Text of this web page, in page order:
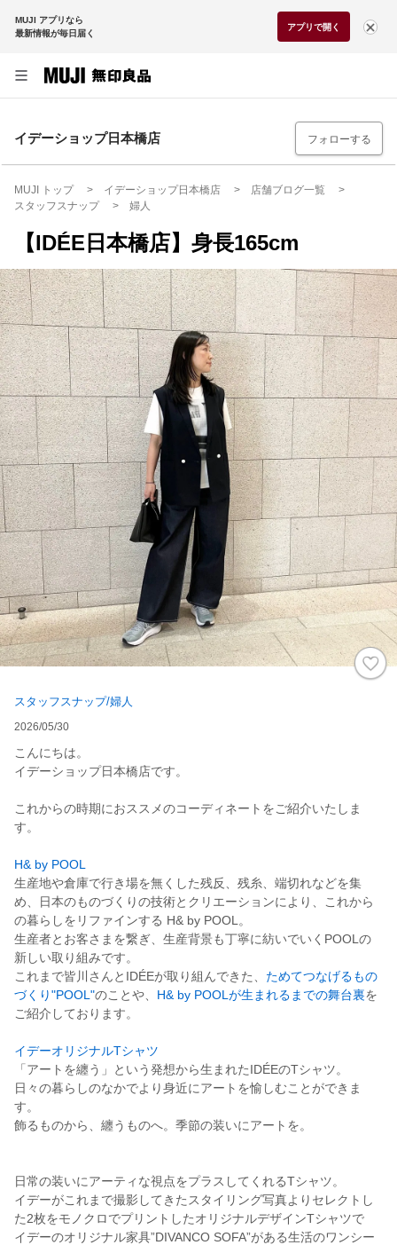
MUJI アプリなら
最新情報が毎日届く
アプリで開く
イデーショップ日本橋店 フォローする
MUJI トップ イデーショップ日本橋店
店舗ブログ一覧
スタッフスナップ
婦人
【IDÉE日本橋店】身長165cm
スタッフスナップ/婦人
2026/05/30
こんにちは。
イデーショップ日本橋店です。
これからの時期におススメのコーディネートをご紹介いたしま
す。
H& by POOL
生産地や倉庫で行き場を無くした残反、残糸、端切れなどを集
め、日本のものづくりの技術とクリエーションにより、これから
の暮らしをリファインする H& by POOL。
生産者とお客さまを繋ぎ、生産背景も丁寧に紡いでいくPOOLの
新しい取り組みです。
これまで皆川さんとIDÉEが取り組んできた、 ためてつなげるもの
づくり"POOL"のことや、 H& by POOLが生まれるまでの舞台裏を
ご紹介しております。
イデーオリジナルTシャツ
「アートを纏う」という発想から生まれたIDÉEのTシャツ。
日々の暮らしのなかでより身近にアートを愉しむことができま
す。
飾るものから、纏うものへ。季節の装いにアートを。
日常の装いにアーティな視点をプラスしてくれるTシャツ。
イデーがこれまで撮影してきたスタイリング写真よりセレクトし
た2枚をモノクロでプリントしたオリジナルデザインTシャツで
イデーのオリジナル家具”DIVANCO SOFA”がある生活のワンシー